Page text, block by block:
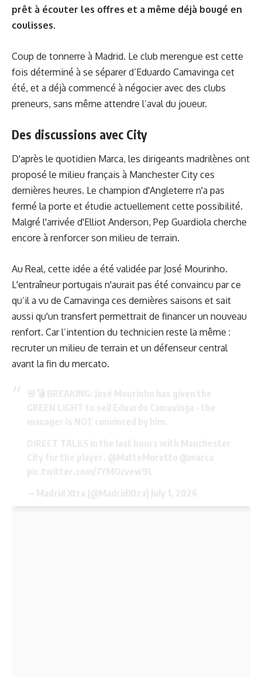
prêt à écouter les offres et a même déjà bougé en
coulisses.
Coup de tonnerre à Madrid. Le club merengue est cette
fois déterminé à se séparer d’Eduardo Camavinga cet
été, et a déjà commencé à négocier avec des clubs
preneurs, sans même attendre l’aval du joueur.
Des discussions avec City
D'après le quotidien Marca, les dirigeants madrilènes ont
proposé le milieu français à Manchester City ces
dernières heures. Le champion d'Angleterre n'a pas
fermé la porte et étudie actuellement cette possibilité.
Malgré l'arrivée d'Elliot Anderson, Pep Guardiola cherche
encore à renforcer son milieu de terrain.
Au Real, cette idée a été validée par José Mourinho.
L'entraîneur portugais n'aurait pas été convaincu par ce
qu’il a vu de Camavinga ces dernières saisons et sait
aussi qu'un transfert permettrait de financer un nouveau
renfort. Car l’intention du technicien reste la même :
recruter un milieu de terrain et un défenseur central
avant la fin du mercato.